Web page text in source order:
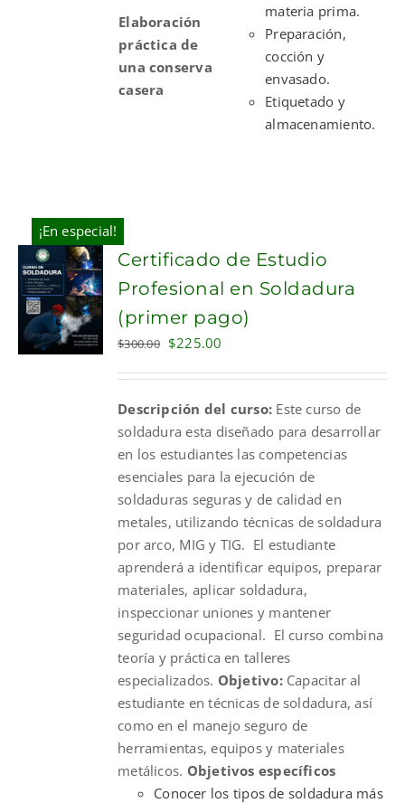
Elaboración
práctica de
una conserva
casera
materia prima.
Preparación,
cocción y
envasado.
Etiquetado y
almacenamiento.
¡En especial!
ADD TO
CART
Certificado de Estudio
Profesional en Soldadura
(primer pago)
$300.00 Original
$300.00.
$225.00
$225.00.
Descripción del curso: Este curso de
soldadura esta diseñado para desarrollar
en los estudiantes las competencias
esenciales para la ejecución de
soldaduras seguras y de calidad en
metales, utilizando técnicas de soldadura
por arco, MIG y TIG. El estudiante
aprenderá a identificar equipos, preparar
materiales, aplicar soldadura,
inspeccionar uniones y mantener
seguridad ocupacional. El curso combina
teoría y práctica en talleres
especializados. Objetivo:Capacitar al
estudiante en técnicas de soldadura, así
como en el manejo seguro de
herramientas, equipos y materiales
metálicos. Objetivos específicos
Conocer los tipos de soldadura más